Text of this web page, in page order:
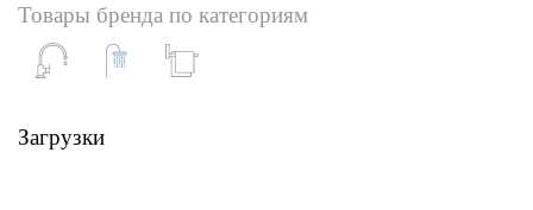
Товары бренда по категориям
Загрузки